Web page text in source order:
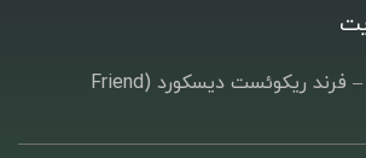
خرید ممبر دیسکورد – فرند ریکوئست دیسکورد (Friend